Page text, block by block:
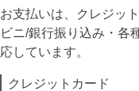
お支払いは、クレジッ
ビニ/銀行振り込み・各
応しています。
クレジットカード